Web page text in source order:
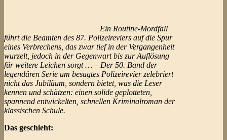
Ein Routine-Mordfall
führt die Beamten des 87. Polizeireviers auf die Spur
eines Verbrechens, das zwar tief in der Vergangenheit
wurzelt, jedoch in der Gegenwart bis zur Auflösung
für weitere Leichen sorgt … – Der 50. Band der
legendären Serie um besagtes Polizeirevier zelebriert
nicht das Jubiläum, sondern bietet, was die Leser
kennen und schätzen: einen solide geplotteten,
spannend entwickelten, schnellen Kriminalroman der
klassischen Schule.
Das geschieht: